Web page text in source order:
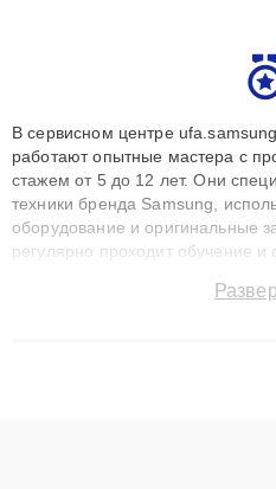
В сервисном центре
работают опытные мастера с
стажем от 5 до 12 лет. Они
техники бренда Samsung,
оборудование и оригинальные
регулярно проходит обучение
технику с сохранением